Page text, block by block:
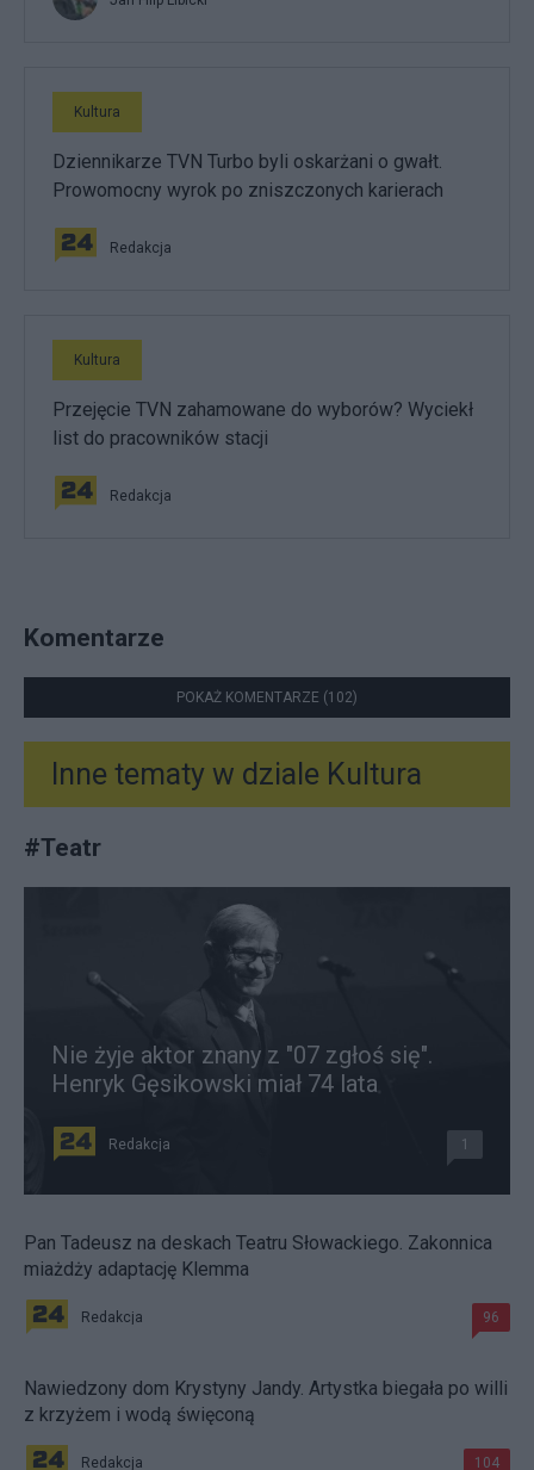
Kultura
Dziennikarze TVN Turbo byli oskarżani o gwałt.
Prowomocny wyrok po zniszczonych karierach
Redakcja
Kultura
Przejęcie TVN zahamowane do wyborów? Wyciekł
list do pracowników stacji
Redakcja
Komentarze
POKAŻ KOMENTARZE (102)
Inne tematy w dziale Kultura
#Teatr
Nie żyje aktor znany z "07 zgłoś się".
Henryk Gęsikowski miał 74 lata
Redakcja 1
Pan Tadeusz na deskach Teatru Słowackiego. Zakonnica
miażdży adaptację Klemma
Redakcja 96
Nawiedzony dom Krystyny Jandy. Artystka biegała po willi
z krzyżem i wodą święconą
Redakcja 104